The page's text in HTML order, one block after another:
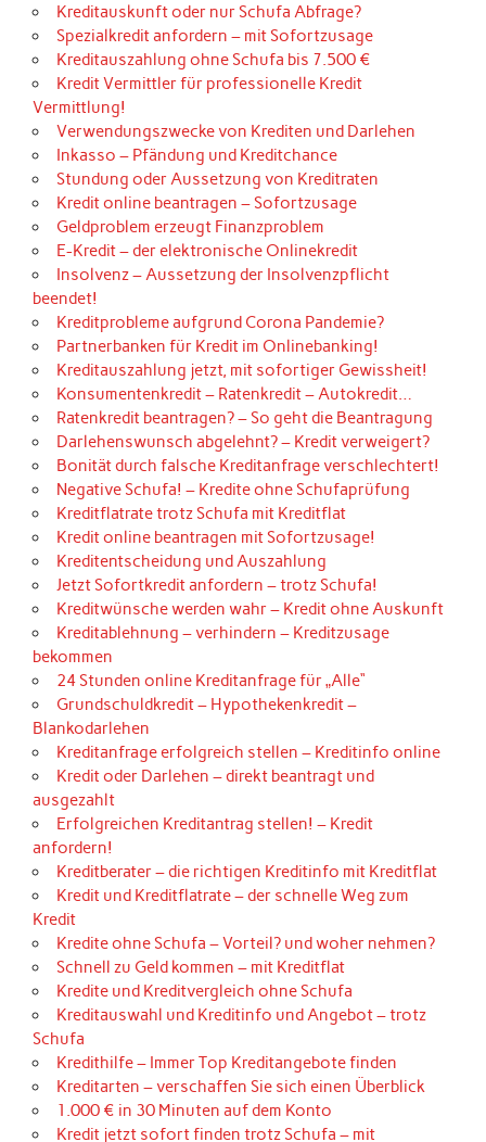
Kreditauskunft oder nur Schufa Abfrage?
Spezialkredit anfordern – mit Sofortzusage
Kreditauszahlung ohne Schufa bis 7.500 €
Kredit Vermittler für professionelle Kredit
Vermittlung!
Verwendungszwecke von Krediten und Darlehen
Inkasso – Pfändung und Kreditchance
Stundung oder Aussetzung von Kreditraten
Kredit online beantragen – Sofortzusage
Geldproblem erzeugt Finanzproblem
E-Kredit – der elektronische Onlinekredit
Insolvenz – Aussetzung der Insolvenzpflicht
beendet!
Kreditprobleme aufgrund Corona Pandemie?
Partnerbanken für Kredit im Onlinebanking!
Kreditauszahlung jetzt, mit sofortiger Gewissheit!
Konsumentenkredit – Ratenkredit – Autokredit…
Ratenkredit beantragen? – So geht die Beantragung
Darlehenswunsch abgelehnt? – Kredit verweigert?
Bonität durch falsche Kreditanfrage verschlechtert!
Negative Schufa! – Kredite ohne Schufaprüfung
Kreditflatrate trotz Schufa mit Kreditflat
Kredit online beantragen mit Sofortzusage!
Kreditentscheidung und Auszahlung
Jetzt Sofortkredit anfordern – trotz Schufa!
Kreditwünsche werden wahr – Kredit ohne Auskunft
Kreditablehnung – verhindern – Kreditzusage
bekommen
24 Stunden online Kreditanfrage für „Alle“
Grundschuldkredit – Hypothekenkredit –
Blankodarlehen
Kreditanfrage erfolgreich stellen – Kreditinfo online
Kredit oder Darlehen – direkt beantragt und
ausgezahlt
Erfolgreichen Kreditantrag stellen! – Kredit
anfordern!
Kreditberater – die richtigen Kreditinfo mit Kreditflat
Kredit und Kreditflatrate – der schnelle Weg zum
Kredit
Kredite ohne Schufa – Vorteil? und woher nehmen?
Schnell zu Geld kommen – mit Kreditflat
Kredite und Kreditvergleich ohne Schufa
Kreditauswahl und Kreditinfo und Angebot – trotz
Schufa
Kredithilfe – Immer Top Kreditangebote finden
Kreditarten – verschaffen Sie sich einen Überblick
1.000 € in 30 Minuten auf dem Konto
Kredit jetzt sofort finden trotz Schufa – mit